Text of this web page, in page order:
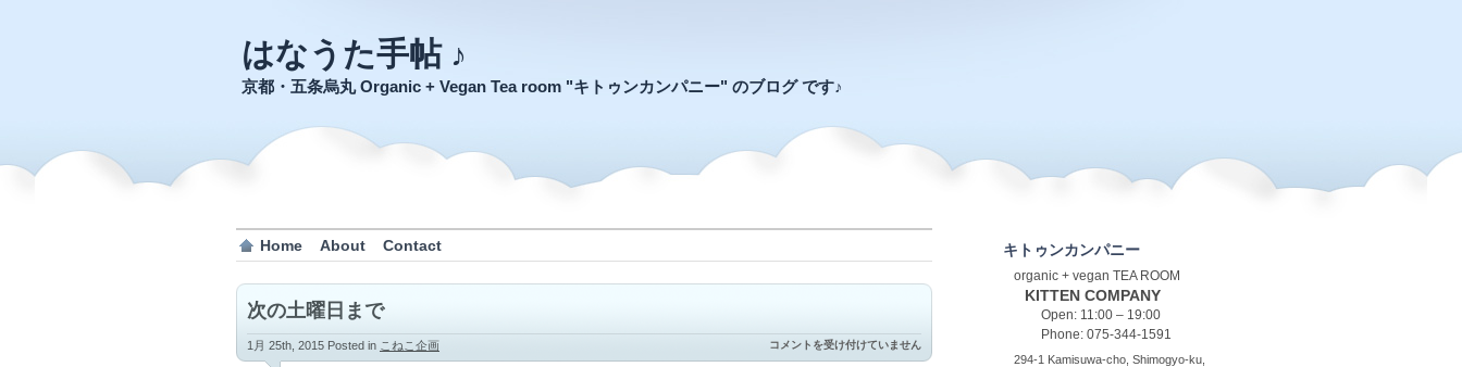
はなうた手帖 ♪
京都・五条烏丸 Organic + Vegan Tea room "キトゥンカンパニー" のブログ です♪
Home About Contact
次の土曜日まで
1月 25th, 2015 Posted in こねこ企画
次
の
コメントを受け付けていません
キトゥンカンパニー
organic + vegan TEA ROOM
KITTEN COMPANY
Open: 11:00 – 19:00
Phone: 075-344-1591
294-1 Kamisuwa-cho, Shimogyo-ku,